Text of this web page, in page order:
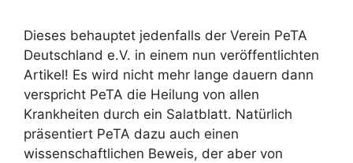
Dieses behauptet jedenfalls der Verein PeTA
Deutschland e.V. in einem nun veröffentlichten
Artikel! Es wird nicht mehr lange dauern dann
verspricht PeTA die Heilung von allen
Krankheiten durch ein Salatblatt. Natürlich
präsentiert PeTA dazu auch einen
wissenschaftlichen Beweis, der aber von